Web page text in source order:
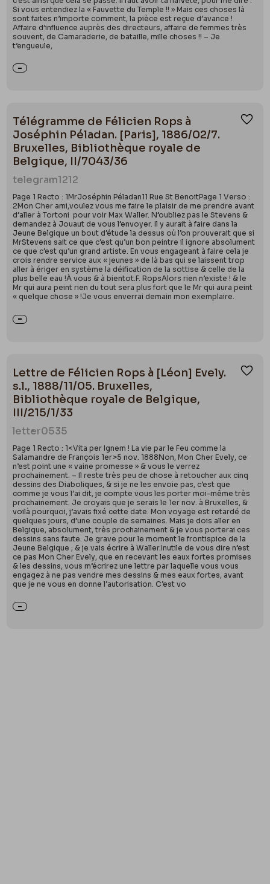
Si vous entendiez la « Fauvette du Temple !! » Mais ces choses là
sont faites n’importe comment, la pièce est reçue d’avance !
Affaire d’influence auprès des directeurs, affaire de femmes très
souvent, de Camaraderie, de bataille, mille choses !! – Je
t’engueule,
Télégramme de Félicien Rops à
Joséphin Péladan. [Paris], 1886/02/7.
Bruxelles, Bibliothèque royale de
Belgique, II/7043/36
telegram1212
Page 1 Recto : 1MrJoséphin Péladan11 Rue St BenoitPage 1 Verso :
2Mon Cher ami,voulez vous me faire le plaisir de me prendre avant
d’aller à Tortoni pour voir Max Waller. N’oubliez pas le Stevens &
demandez à Jouaut de vous l’envoyer. Il y aurait à faire dans la
Jeune Belgique un bout d’étude la dessus où l’on prouverait que si
MrStevens sait ce que c’est qu’un bon peintre il ignore absolument
ce que c’est qu’un grand artiste. En vous engageant à faire cela je
crois rendre service aux « jeunes » de là bas qui se laissent trop
aller à ériger en système la déification de la sottise & celle de la
plus belle eau !À vous & à bientot.F. RopsAlors rien n’existe ! & le
Mr qui aura peint rien du tout sera plus fort que le Mr qui aura peint
« quelque chose » !Je vous enverrai demain mon exemplaire.
Lettre de Félicien Rops à [Léon] Evely.
s.l., 1888/11/05. Bruxelles,
Bibliothèque royale de Belgique,
III/215/1/33
letter0535
Page 1 Recto : 1<Vita per Ignem ! La vie par le Feu comme la
Salamandre de François 1er>5 nov. 1888Non, Mon Cher Evely, ce
n’est point une « vaine promesse » & vous le verrez
prochainement. – Il reste très peu de chose à retoucher aux cinq
dessins des Diaboliques, & si je ne les envoie pas, c’est que
comme je vous l’ai dit, je compte vous les porter moi-même très
prochainement. Je croyais que je serais le 1er nov. à Bruxelles, &
voilà pourquoi, j’avais fixé cette date. Mon voyage est retardé de
quelques jours, d’une couple de semaines. Mais je dois aller en
Belgique, absolument, très prochainement & je vous porterai ces
dessins sans faute. Je grave pour le moment le frontispice de la
Jeune Belgique ; & je vais écrire à Waller.Inutile de vous dire n’est
ce pas Mon Cher Evely, que en recevant les eaux fortes promises
& les dessins, vous m’écrirez une lettre par laquelle vous vous
engagez à ne pas vendre mes dessins & mes eaux fortes, avant
que je ne vous en donne l’autorisation. C’est vo